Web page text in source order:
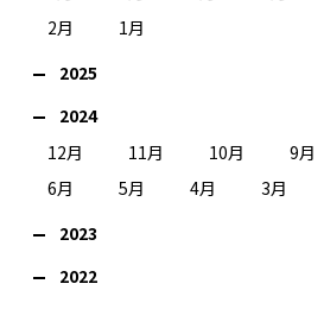
2月
1月
2025
2024
12月
11月 10月 9月
6月
5月 4月 3月
2023
2022